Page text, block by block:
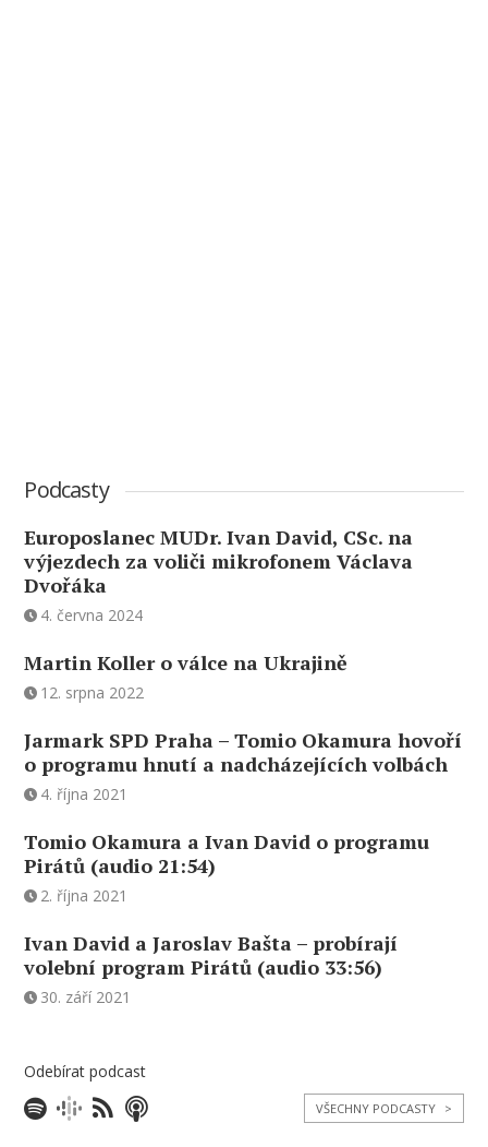
Podcasty
Europoslanec MUDr. Ivan David, CSc. na
výjezdech za voliči mikrofonem Václava
Dvořáka
4. června 2024
Martin Koller o válce na Ukrajině
12. srpna 2022
Jarmark SPD Praha – Tomio Okamura hovoří
o programu hnutí a nadcházejících volbách
4. října 2021
Tomio Okamura a Ivan David o programu
Pirátů (audio 21:54)
2. října 2021
Ivan David a Jaroslav Bašta – probírají
volební program Pirátů (audio 33:56)
30. září 2021
Odebírat podcast
VŠECHNY PODCASTY >